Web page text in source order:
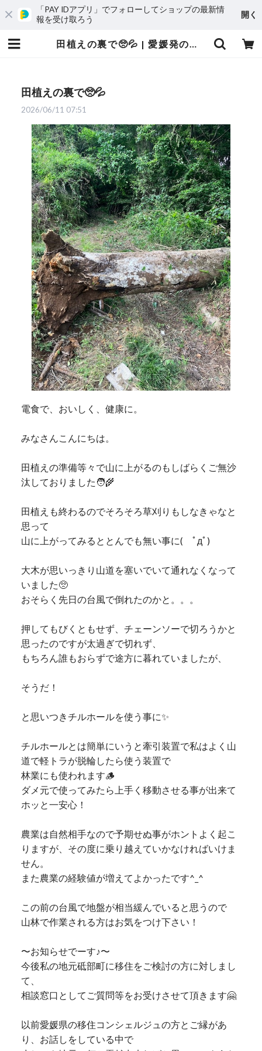
「PAY IDアプリ」でフォローしてショップの最新情
報を受け取ろう
開く
田植えの裏で🥺💦 | 愛媛発の自然食品店 電子食品流通研究所オンラインストア｜電食で、おいしく、健康に
田植えの裏で🥺💦
2026/06/11 07:51
電食で、おいしく、健康に。
みなさんこんにちは。
田植えの準備等々で山に上がるのもしばらくご無沙
汰しておりました🧑‍🌾
田植えも終わるのでそろそろ草刈りもしなきゃなと
思って
山に上がってみるととんでも無い事に( ﾟдﾟ)
大木が思いっきり山道を塞いでいて通れなくなって
いました🥺
おそらく先日の台風で倒れたのかと。。。
押してもびくともせず、チェーンソーで切ろうかと
思ったのですが太過ぎで切れず、
もちろん誰もおらずで途方に暮れていましたが、
そうだ！
と思いつきチルホールを使う事に✨
チルホールとは簡単にいうと牽引装置で私はよく山
道で軽トラが脱輪したら使う装置で
林業にも使われます🪵
ダメ元で使ってみたら上手く移動させる事が出来て
ホッと一安心！
農業は自然相手なので予期せぬ事がホントよく起こ
りますが、その度に乗り越えていかなければいけま
せん。
また農業の経験値が増えてよかったです^_^
この前の台風で地盤が相当緩んでいると思うので
山林で作業される方はお気をつけ下さい！
〜お知らせでーす♪〜
今後私の地元砥部町に移住をご検討の方に対しまし
て、
相談窓口としてご質問等をお受けさせて頂きます🤗
以前愛媛県の移住コンシェルジュの方とご縁があ
り、お話しをしている中で